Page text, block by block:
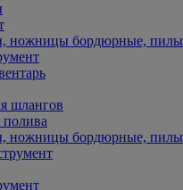
ножницы бордюрные,
шлангов
ножницы бордюрные,